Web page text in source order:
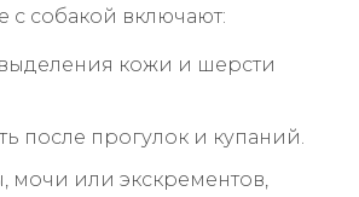
с собакой включают:
кожи и шерсти
после прогулок и купаний.
мочи или экскрементов,